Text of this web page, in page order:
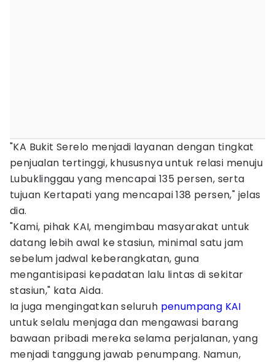
"KA Bukit Serelo menjadi layanan dengan tingkat
penjualan tertinggi, khususnya untuk relasi menuju
Lubuklinggau yang mencapai 135 persen, serta
tujuan Kertapati yang mencapai 138 persen," jelas
dia.
"Kami, pihak KAI, mengimbau masyarakat untuk
datang lebih awal ke stasiun, minimal satu jam
sebelum jadwal keberangkatan, guna
mengantisipasi kepadatan lalu lintas di sekitar
stasiun," kata Aida.
Ia juga mengingatkan seluruh penumpang KAI
untuk selalu menjaga dan mengawasi barang
bawaan pribadi mereka selama perjalanan, yang
menjadi tanggung jawab penumpang. Namun,